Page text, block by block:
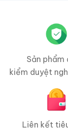
Sản phẩm
kiểm duyệt
Liên kết